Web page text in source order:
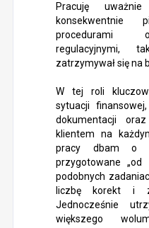
Pracuję
konsekwentnie
procedurami
regulacyjnymi,
zatrzymywał się na
W tej roli
sytuacji
dokumentacji
klientem na
pracy dbam o
przygotowane
podobnych
liczbę korekt i
Jednocześnie
większego